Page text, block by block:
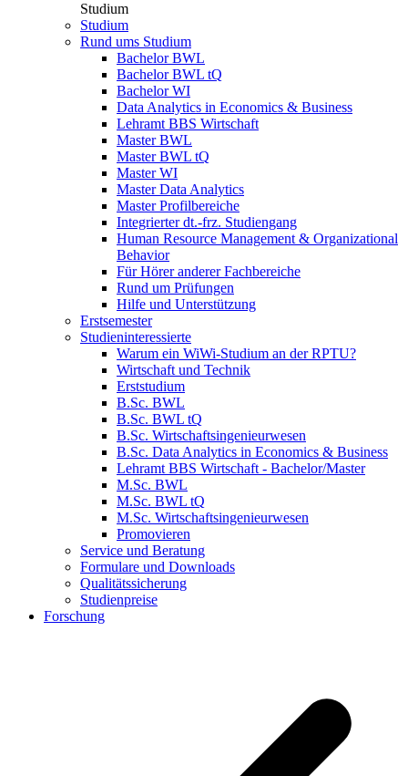
Studium
Studium
Rund ums Studium
Bachelor BWL
Bachelor BWL tQ
Bachelor WI
Data Analytics in Economics & Business
Lehramt BBS Wirtschaft
Master BWL
Master BWL tQ
Master WI
Master Data Analytics
Master Profilbereiche
Integrierter dt.-frz. Studiengang
Human Resource Management & Organizational
Behavior
Für Hörer anderer Fachbereiche
Rund um Prüfungen
Hilfe und Unterstützung
Erstsemester
Studieninteressierte
Warum ein WiWi-Studium an der RPTU?
Wirtschaft und Technik
Erststudium
B.Sc. BWL
B.Sc. BWL tQ
B.Sc. Wirtschaftsingenieurwesen
B.Sc. Data Analytics in Economics & Business
Lehramt BBS Wirtschaft - Bachelor/Master
M.Sc. BWL
M.Sc. BWL tQ
M.Sc. Wirtschaftsingenieurwesen
Promovieren
Service und Beratung
Formulare und Downloads
Qualitätssicherung
Studienpreise
Forschung